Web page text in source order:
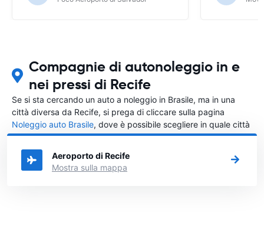
Compagnie di autonoleggio in e
nei pressi di Recife
Se si sta cercando un auto a noleggio in Brasile, ma in una
città diversa da Recife, si prega di cliccare sulla pagina
Noleggio auto Brasile, dove è possibile scegliere in quale città
in Brasile si vuole noleggiare l'auto.
Aeroporto di Recife
Mostra sulla mappa